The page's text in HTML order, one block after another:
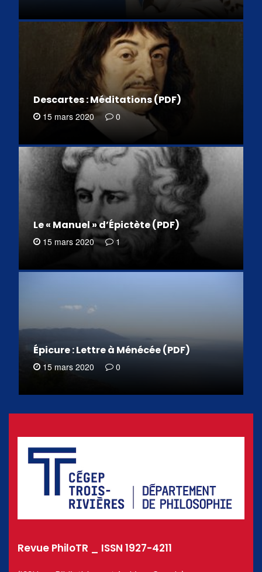
Descartes : Méditations (PDF)
15 mars 2020 0
Le « Manuel » d’Épictète (PDF)
15 mars 2020 1
Épicure : Lettre à Ménécée (PDF)
15 mars 2020 0
Revue PhiloTR _ ISSN 1927-4211